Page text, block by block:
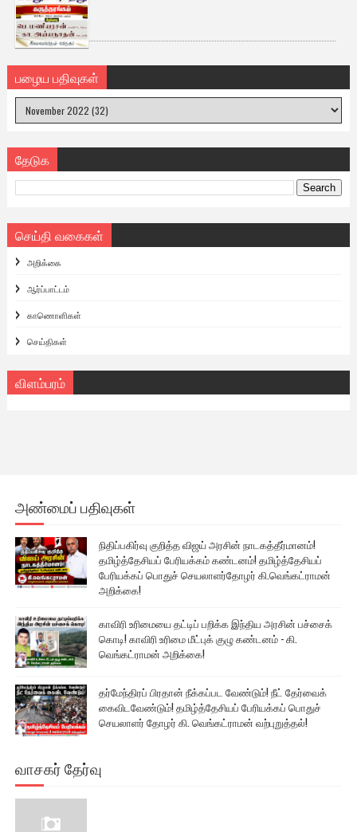
பழைய பதிவுகள்
தேடுக
செய்தி வகைகள்
அறிக்கை
ஆர்ப்பாட்டம்
காணொளிகள்
செய்திகள்
விளம்பரம்
அண்மைப் பதிவுகள்
நிதிப்பகிர்வு குறித்த விஜய் அரசின் நாடகத்தீர்மானம்!
தமிழ்த்தேசியப் பேரியக்கம் கண்டனம்! தமிழ்த்தேசியப்
பேரியக்கப் பொதுச் செயலாளர்தோழர் கி.வெங்கட்ராமன்
அறிக்கை!
காவிரி உரிமையை தட்டிப் பறிக்க இந்திய அரசின் பச்சைக்
கொடி! காவிரி உரிமை மீட்புக் குழு கண்டனம் - கி.
வெங்கட்ராமன் அறிக்கை!
தர்மேந்திரப் பிரதான் நீக்கப்பட வேண்டும்! நீட் தேர்வைக்
கைவிடவேண்டும்! தமிழ்த்தேசியப் பேரியக்கப் பொதுச்
செயலாளர் தோழர் கி. வெங்கட்ராமன் வற்புறுத்தல்!
வாசகர் தேர்வு